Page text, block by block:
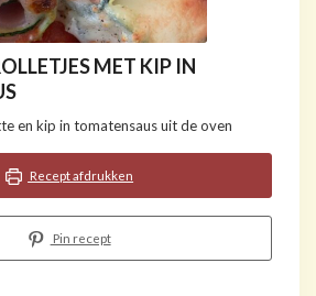
MET KIP IN
en kip in tomatensaus uit de oven
Recept afdrukken
Pin recept